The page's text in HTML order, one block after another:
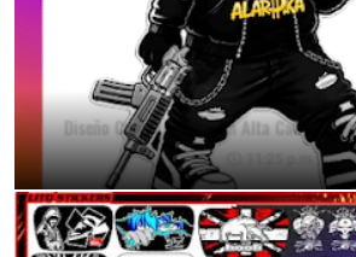
Diseño Conejo Urbano en Alta Calidad
11:25 p.m.